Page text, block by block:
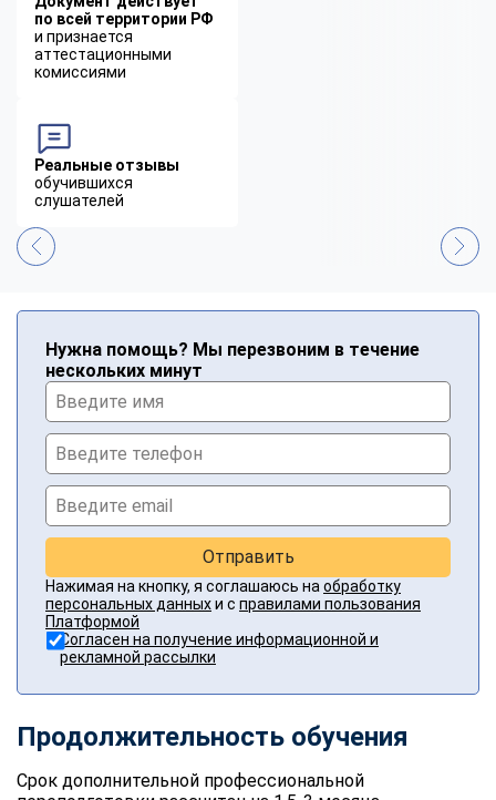
по всей территории РФ
и признается
аттестационными
комиссиями
Реальные отзывы
обучившихся
слушателей
Нужна помощь? Мы перезвоним в течение
нескольких минут
Отправить
Нажимая на кнопку, я соглашаюсь на обработку
персональных данныхи с правилами пользования
Платформой
Согласен на получение информационной и
рекламной рассылки
Продолжительность обучения
Срок дополнительной профессиональной